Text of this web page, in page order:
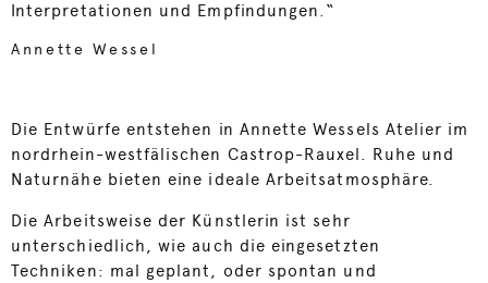
Interpretationen und Empfindungen.“
Annette Wessel
Die Entwürfe entstehen in Annette Wessels Atelier im
nordrhein-westfälischen Castrop-Rauxel. Ruhe und
Naturnähe bieten eine ideale Arbeitsatmosphäre.
Die Arbeitsweise der Künstlerin ist sehr
unterschiedlich, wie auch die eingesetzten
Techniken: mal geplant, oder spontan und